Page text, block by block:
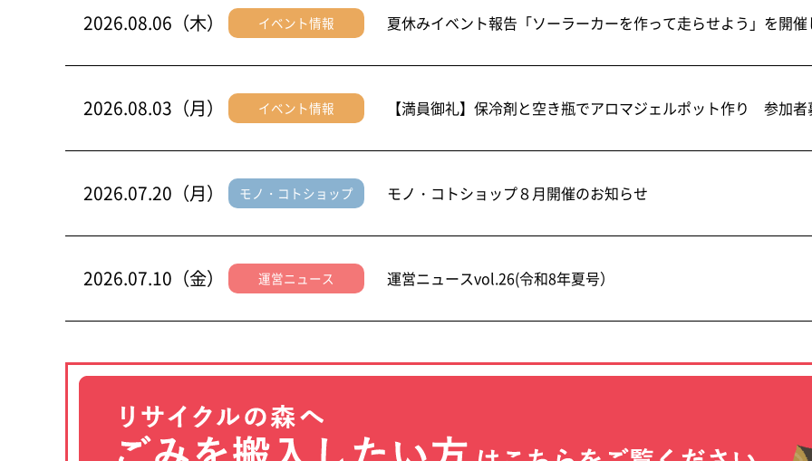
2026.08.06（木） イベント情報 夏休みイベント報告「ソーラーカーを作って走らせよう」を開
2026.08.03（月） イベント情報 【満員御礼】保冷剤と空き瓶でアロマジェルポット作り 参加
2026.07.20（月） モノ・コトショップ モノ・コトショップ８月開催のお知らせ
2026.07.10（金） 運営ニュース 運営ニュースvol.26(令和8年夏号）